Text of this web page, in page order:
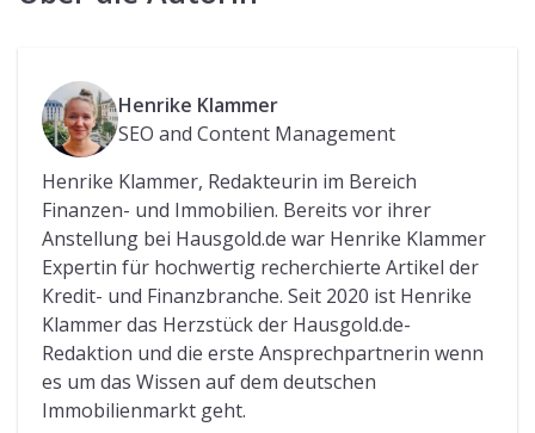
Folgendes könnte Sie auch
interessieren: